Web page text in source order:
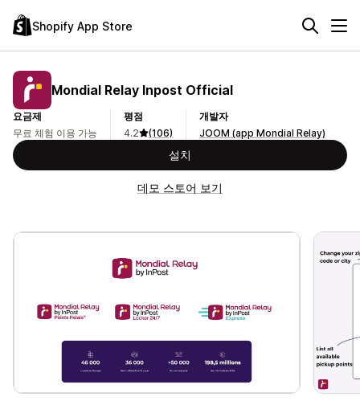
Shopify App Store
Mondial Relay Inpost Official
요금제
무료 체험 이용 가능
평점
4.2
(106)
개발자
JOOM (app Mondial Relay)
설치
데모 스토어 보기